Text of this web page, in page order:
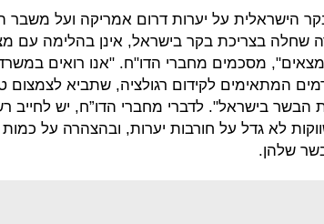
הישראלית על יערות דרום אמריקה ועל משבר
שחלה בצריכת בקר בישראל, אינן בהלימה עם
מסכמים מחברי הדו"ח. "אנו רואים
המתאימים לקידום רגולציה, שתביא לצמצום
הבשר בישראל". לדברי מחברי הדו”ח, יש לחייב
לא גדל על חורבות יערות, ובהצהרה על כמות
שלהן.